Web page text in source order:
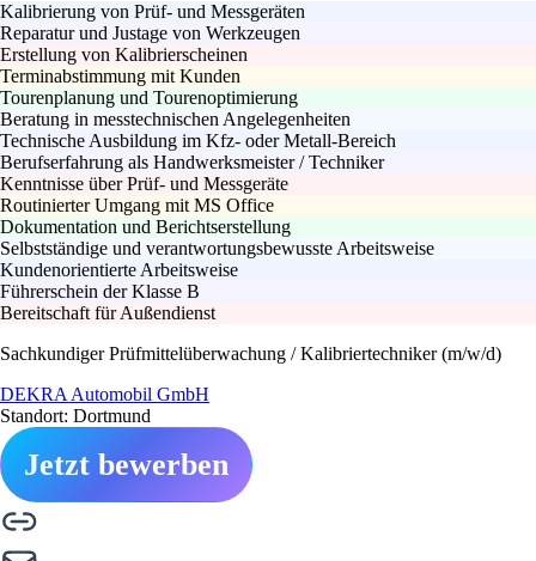
Kalibrierung von Prüf- und Messgeräten
Reparatur und Justage von Werkzeugen
Erstellung von Kalibrierscheinen
Terminabstimmung mit Kunden
Tourenplanung und Tourenoptimierung
Beratung in messtechnischen Angelegenheiten
Technische Ausbildung im Kfz- oder Metall-Bereich
Berufserfahrung als Handwerksmeister / Techniker
Kenntnisse über Prüf- und Messgeräte
Routinierter Umgang mit MS Office
Dokumentation und Berichtserstellung
Selbstständige und verantwortungsbewusste Arbeitsweise
Kundenorientierte Arbeitsweise
Führerschein der Klasse B
Bereitschaft für Außendienst
Sachkundiger Prüfmittelüberwachung / Kalibriertechniker (m/w/d)
DEKRA Automobil GmbH
Standort: Dortmund
Jetzt bewerben